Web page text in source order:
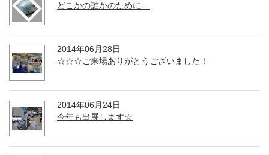
どこかの誰かのために…
2014年06月28日
☆☆☆ご来場ありがとうございました！
2014年06月24日
今年も出展します☆